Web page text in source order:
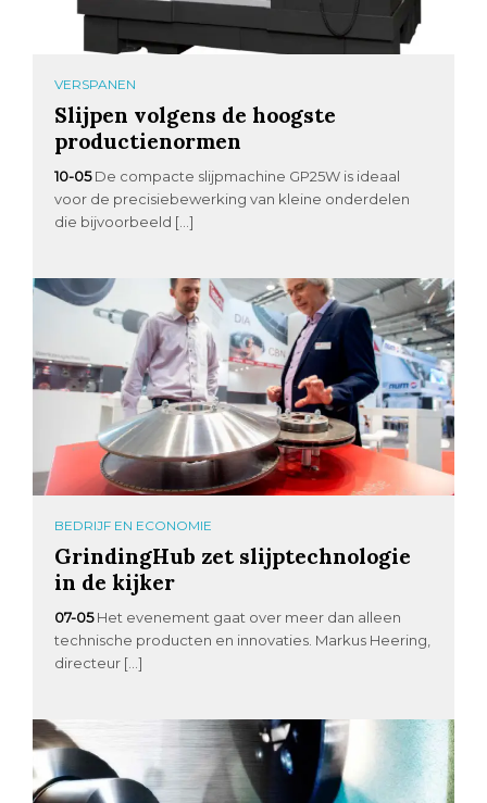
VERSPANEN
Slijpen volgens de hoogste
productienormen
10-05 De compacte slijpmachine GP25W is ideaal
voor de precisiebewerking van kleine onderdelen
die bijvoorbeeld […]
BEDRIJF EN ECONOMIE
GrindingHub zet slijptechnologie
in de kijker
07-05 Het evenement gaat over meer dan alleen
technische producten en innovaties. Markus Heering,
directeur […]